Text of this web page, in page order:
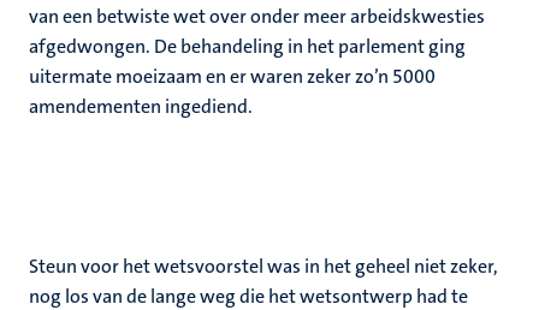
van een betwiste wet over onder meer arbeidskwesties
afgedwongen. De behandeling in het parlement ging
uitermate moeizaam en er waren zeker zo’n 5000
amendementen ingediend.
Steun voor het wetsvoorstel was in het geheel niet zeker,
nog los van de lange weg die het wetsontwerp had te